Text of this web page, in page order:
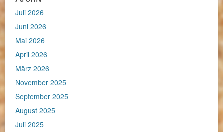
Juli 2026
Juni 2026
Mai 2026
April 2026
März 2026
November 2025
September 2025
August 2025
Juli 2025